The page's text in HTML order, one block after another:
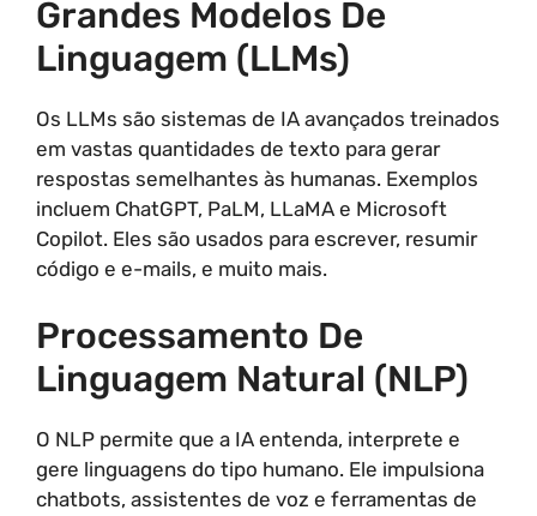
Grandes Modelos De
Linguagem (LLMs)
Os LLMs são sistemas de IA avançados treinados
em vastas quantidades de texto para gerar
respostas semelhantes às humanas. Exemplos
incluem ChatGPT, PaLM, LLaMA e Microsoft
Copilot. Eles são usados para escrever, resumir
código e e-mails, e muito mais.
Processamento De
Linguagem Natural (NLP)
O NLP permite que a IA entenda, interprete e
gere linguagens do tipo humano. Ele impulsiona
chatbots, assistentes de voz e ferramentas de